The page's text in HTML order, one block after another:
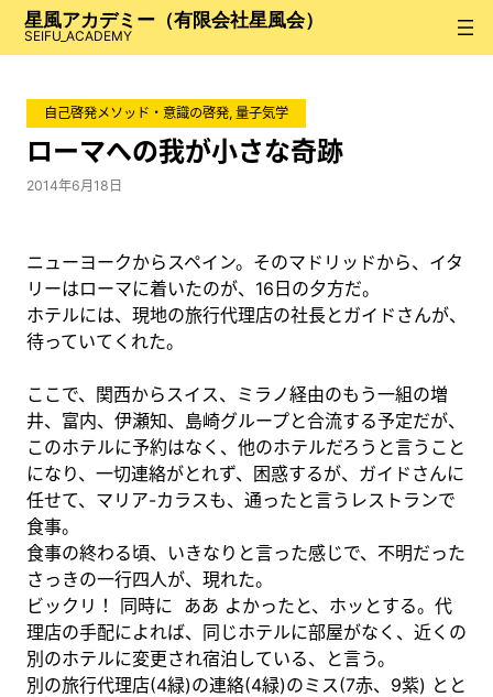
星風アカデミー（有限会社星風会）
SEIFU_ACADEMY
自己啓発メソッド・意識の啓発, 量子気学
ローマへの我が小さな奇跡
2014年6月18日
ニューヨークからスペイン。そのマドリッドから、イタ
リーはローマに着いたのが、16日の夕方だ。
ホテルには、現地の旅行代理店の社長とガイドさんが、
待っていてくれた。
ここで、関西からスイス、ミラノ経由のもう一組の増
井、富内、伊瀬知、島崎グループと合流する予定だが、
このホテルに予約はなく、他のホテルだろうと言うこと
になり、一切連絡がとれず、困惑するが、ガイドさんに
任せて、マリア-カラスも、通ったと言うレストランで
食事。
食事の終わる頃、いきなりと言った感じで、不明だった
さっきの一行四人が、現れた。
ビックリ！ 同時に ああ よかったと、ホッとする。代
理店の手配によれば、同じホテルに部屋がなく、近くの
別のホテルに変更され宿泊している、と言う。
別の旅行代理店(4緑)の連絡(4緑)のミス(7赤、9紫) とと